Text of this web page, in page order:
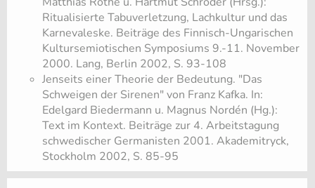
Ritualisierte Tabuverletzung, Lachkultur und das
Karnevaleske. Beiträge des Finnisch-Ungarischen
Kultursemiotischen Symposiums 9.-11. November
2000. Lang, Berlin 2002, S. 93-108
Jenseits einer Theorie der Bedeutung. "Das
Schweigen der Sirenen" von Franz Kafka. In:
Edelgard Biedermann u. Magnus Nordén (Hg.):
Text im Kontext. Beiträge zur 4. Arbeitstagung
schwedischer Germanisten 2001. Akademitryck,
Stockholm 2002, S. 85-95